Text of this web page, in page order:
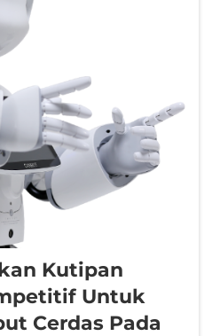
Kutipan
Untuk
Cerdas Pada